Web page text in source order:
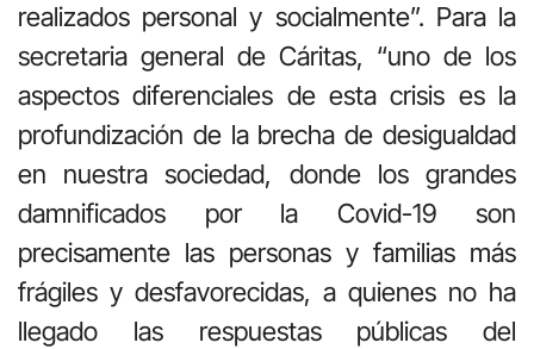
realizados personal y socialmente”. Para la
secretaria general de Cáritas, “uno de los
aspectos diferenciales de esta crisis es la
profundización de la brecha de desigualdad
en nuestra sociedad, donde los grandes
damnificados por la Covid-19 son
precisamente las personas y familias más
frágiles y desfavorecidas, a quienes no ha
llegado las respuestas públicas del